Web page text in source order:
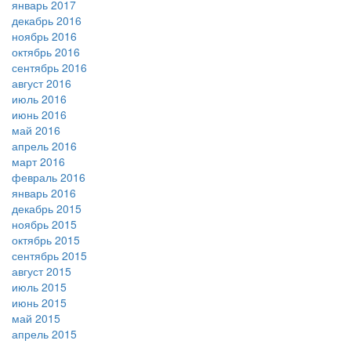
январь 2017
декабрь 2016
ноябрь 2016
октябрь 2016
сентябрь 2016
август 2016
июль 2016
июнь 2016
май 2016
апрель 2016
март 2016
февраль 2016
январь 2016
декабрь 2015
ноябрь 2015
октябрь 2015
сентябрь 2015
август 2015
июль 2015
июнь 2015
май 2015
апрель 2015